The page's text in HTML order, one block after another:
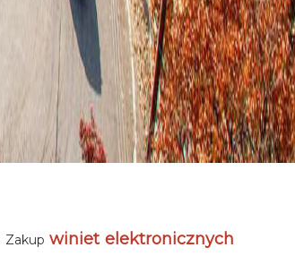
Zakupwiniet elektronicznych